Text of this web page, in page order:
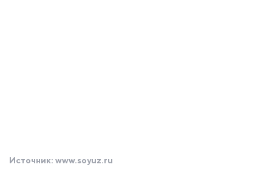
Источник: www.soyuz.ru